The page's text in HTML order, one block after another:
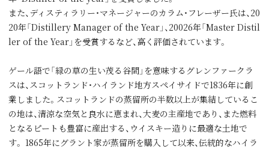
また、ディスティラリー・マネージャーのカラム・フレーザー氏は、20
20年「Distillery Manager of the Year」、20026年「Master Distil
ler of the Year」を受賞するなど、高く評価されています。
ゲール語で「緑の草の⽣い茂る⾕間」を意味するグレンファークラ
スは、スコットランド・ハイランド地⽅スペイサイドで1836年に創
業しました。スコットランドの蒸留所の半数以上が集結しているこ
の地は、清涼な空気と良⽔に恵まれ、⼤⻨の主産地であり、また燃料
となるピートも豊富に産出する、ウイスキー造りに最適な⼟地で
す。 1865年にグラント家が蒸留所を購⼊して以来、伝統的なハイラ